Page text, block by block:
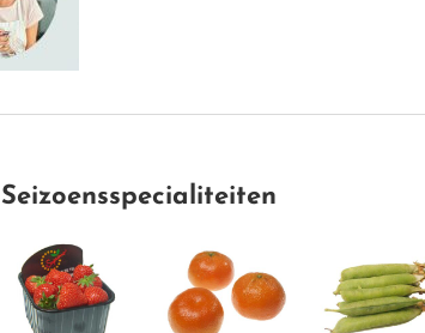
Seizoensspecialiteiten